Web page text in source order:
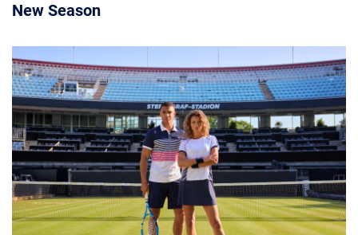
New Season